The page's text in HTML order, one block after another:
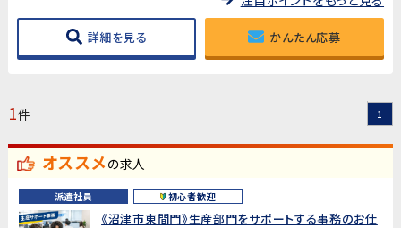
詳細を見る かんたん応募
1件 1
オススメの求人
派遣社員 初心者歓迎
《沼津市東間門》生産部門をサポートする事務のお仕